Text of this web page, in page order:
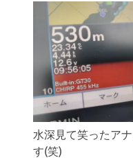
水深見て笑ったア
す(笑)